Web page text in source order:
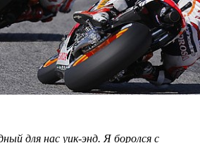
для нас уик-энд. Я боролся с